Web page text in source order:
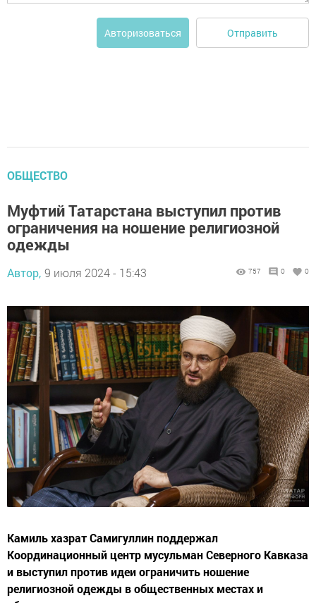
Авторизоваться Отправить
ОБЩЕСТВО
Муфтий Татарстана выступил против
ограничения на ношение религиозной
одежды
Автор, 9 июля 2024 - 15:43 757 0 0
Камиль хазрат Самигуллин поддержал
Координационный центр мусульман Северного Кавказа
и выступил против идеи ограничить ношение
религиозной одежды в общественных местах и